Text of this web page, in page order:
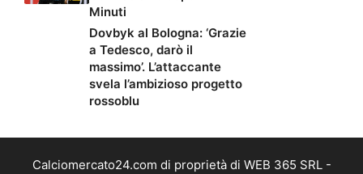
Minuti
Dovbyk al Bologna: ‘Grazie
a Tedesco, darò il
massimo’. L’attaccante
svela l’ambizioso progetto
rossoblu
Calciomercato24.com di proprietà di WEB 365 SRL -